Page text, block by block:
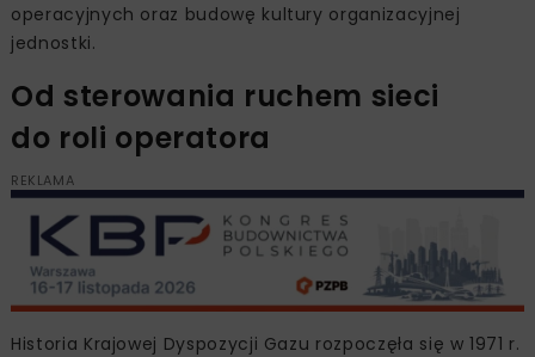
operacyjnych oraz budowę kultury organizacyjnej
jednostki.
Od sterowania ruchem sieci
do roli operatora
REKLAMA
Historia Krajowej Dyspozycji Gazu rozpoczęła się w 1971 r.